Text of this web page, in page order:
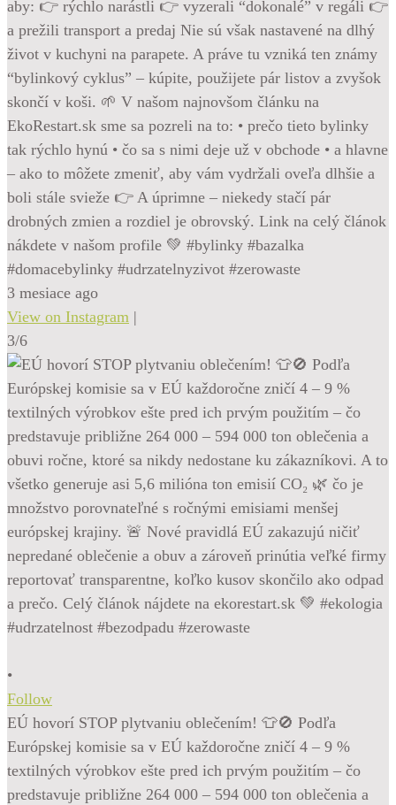
aby: 👉 rýchlo narástli 👉 vyzerali “dokonalé” v regáli 👉
a prežili transport a predaj Nie sú však nastavené na dlhý
život v kuchyni na parapete. A práve tu vzniká ten známy
“bylinkový cyklus” – kúpite, použijete pár listov a zvyšok
skončí v koši. 🌱 V našom najnovšom článku na
EkoRestart.sk sme sa pozreli na to: • prečo tieto bylinky
tak rýchlo hynú • čo sa s nimi deje už v obchode • a hlavne
– ako to môžete zmeniť, aby vám vydržali oveľa dlhšie a
boli stále svieže 👉 A úprimne – niekedy stačí pár
drobných zmien a rozdiel je obrovský. Link na celý článok
nákdete v našom profile 💚 #bylinky #bazalka
#domacebylinky #udrzatelnyzivot #zerowaste
3 mesiace ago
View on Instagram |
3/6
•
Follow
EÚ hovorí STOP plytvaniu oblečením! 👕🚫 Podľa
Európskej komisie sa v EÚ každoročne zničí 4 – 9 %
textilných výrobkov ešte pred ich prvým použitím – čo
predstavuje približne 264 000 – 594 000 ton oblečenia a